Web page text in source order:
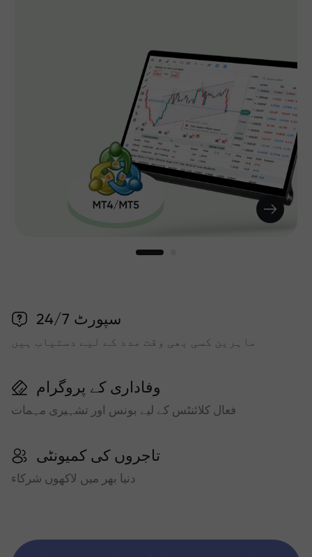
سپورٹ 24/7
ماہرین کسی بھی وقت مدد کے لیے دستیاب ہیں
وفاداری کے پروگرام
فعال کلائنٹس کے لیے بونس اور تشہیری مہمات
تاجروں کی کمیونٹی
دنیا بھر میں لاکھوں شرکاء